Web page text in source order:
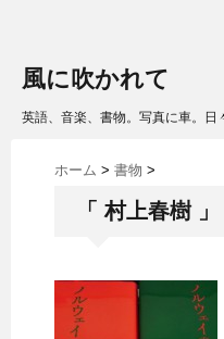
風に吹かれて
英語、音楽、書物。写真に車。日
ホーム > 書物 >
「 村上春樹